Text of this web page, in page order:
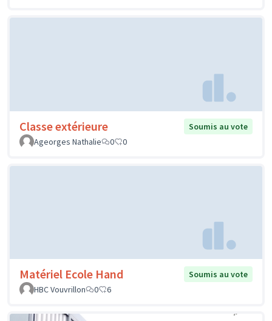
Classe extérieure
Soumis au vote
Ageorges Nathalie
0 0
Matériel Ecole Hand
Soumis au vote
HBC Vouvrillon
0 6